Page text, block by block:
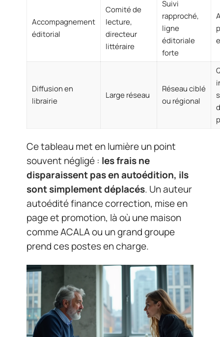
Accompagnement
éditorial
Comité de
lecture,
directeur
littéraire
Suivi
rapproché,
ligne
éditoriale
forte
Diffusion en
librairie
Large réseau
Réseau ciblé
ou régional
Ce tableau met en lumière un point
souvent négligé : les frais ne
disparaissent pas en autoédition, ils
sont simplement déplacés. Un auteur
autoédité finance correction, mise en
page et promotion, là où une maison
comme ACALA ou un grand groupe
prend ces postes en charge.